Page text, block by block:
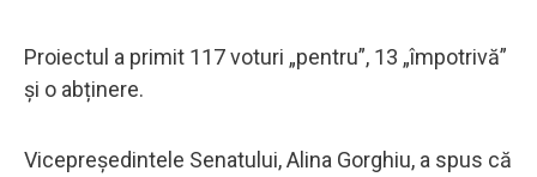
Proiectul a primit 117 voturi „pentru”, 13 „împotrivă”
și o abținere.
Vicepreşedintele Senatului, Alina Gorghiu, a spus că